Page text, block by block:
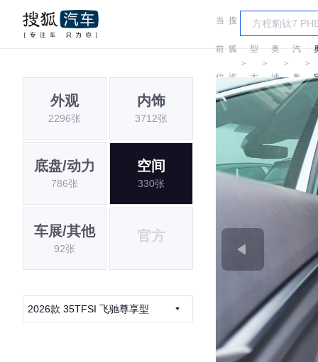
当
前
位
置:
搜
狐
汽
＞
车
型
大
＞
奥
迪
＞
一
汽
奥
＞
外观
2296张
内饰
3712张
底盘/动力
786张
空间
330张
车展/其他
92张
官方
2026款 35TFSI 飞驰尊享型